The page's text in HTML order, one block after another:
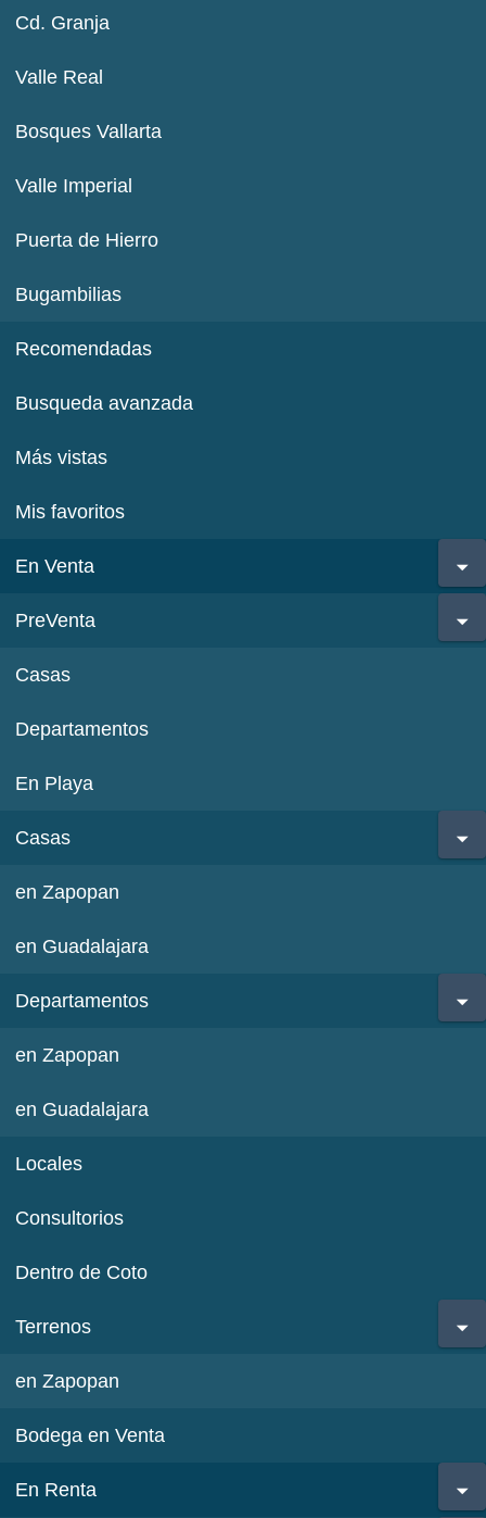
Cd. Granja
Valle Real
Bosques Vallarta
Valle Imperial
Puerta de Hierro
Bugambilias
Recomendadas
Busqueda avanzada
Más vistas
Mis favoritos
En Venta
PreVenta
Casas
Departamentos
En Playa
Casas
en Zapopan
en Guadalajara
Departamentos
en Zapopan
en Guadalajara
Locales
Consultorios
Dentro de Coto
Terrenos
en Zapopan
Bodega en Venta
En Renta